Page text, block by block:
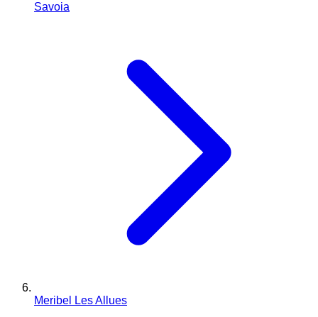
Savoia
Meribel Les Allues